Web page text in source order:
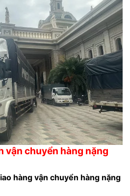
vận chuyển hàng nặng
hàng vận chuyển hàng nặng